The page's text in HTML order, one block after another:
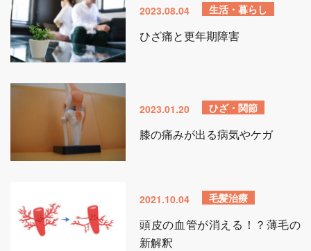
2023.08.04 生活・暮らし
ひざ痛と更年期障害
2023.01.20 ひざ・関節
膝の痛みが出る病気やケガ
2021.10.04 毛髪治療
頭皮の血管が消える！？薄毛の
新解釈